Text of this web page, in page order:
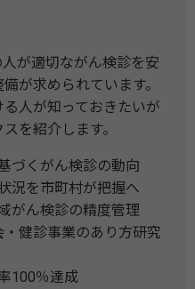
が適切ながん検診を安
が求められています。
人が知っておきたいが
を紹介します。
くがん検診の動向
を市町村が把握へ
ん検診の精度管理
健診事業のあり方研究
100％達成